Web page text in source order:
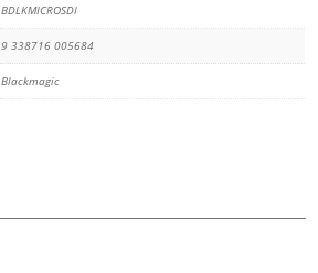
BDLKMICROSDI
9 338716 005684
Blackmagic